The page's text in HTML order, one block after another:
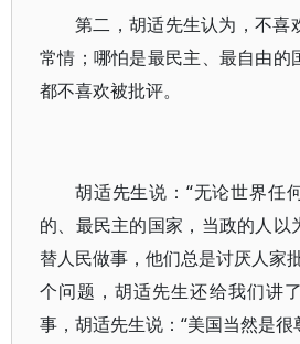
第二，胡适先生认为，不喜
常情；哪怕是最民主、最自由的
都不喜欢被批评。
胡适先生说：“无论世界任
的、最民主的国家，当政的人以
替人民做事，他们总是讨厌人家
个问题，胡适先生还给我们讲
事，胡适先生说：“美国当然是